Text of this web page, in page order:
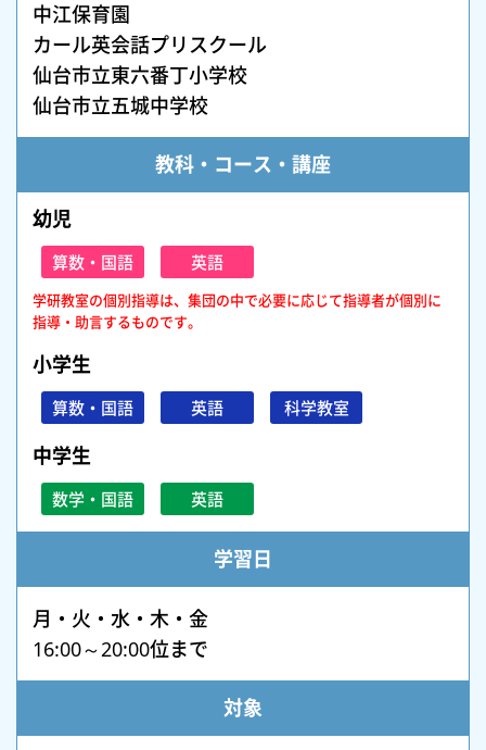
中江保育園
カール英会話プリスクール
仙台市立東六番丁小学校
仙台市立五城中学校
教科・コース・講座
幼児
算数・国語 英語
学研教室の個別指導は、集団の中で必要に応じて指導者が個別に
指導・助言するものです。
小学生
算数・国語 英語 科学教室
中学生
数学・国語 英語
学習日
月・火・水・木・金
16:00～20:00位まで
対象